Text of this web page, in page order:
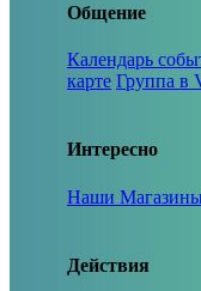
Общение
Календарь
карте Группа в
Интересно
Наши
Действия